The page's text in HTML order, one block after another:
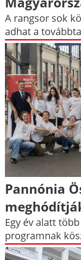
A rangsor sok
adhat a
Pannónia
Egy év alatt
programnak